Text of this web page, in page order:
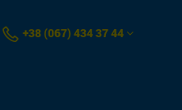
+38 (067) 434 37 44